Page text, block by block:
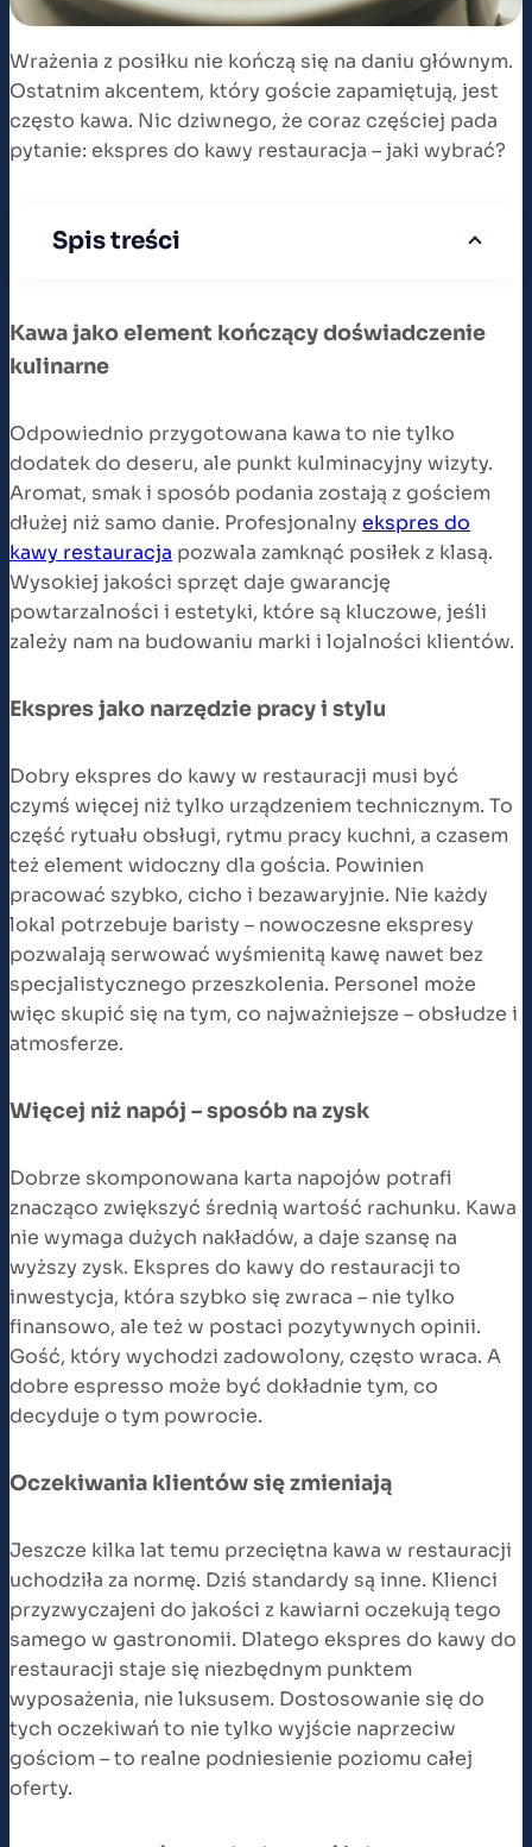
Wrażenia z posiłku nie kończą się na daniu głównym.
Ostatnim akcentem, który goście zapamiętują, jest
często kawa. Nic dziwnego, że coraz częściej pada
pytanie: ekspres do kawy restauracja – jaki wybrać?
Spis treści
Kawa jako element kończący doświadczenie
kulinarne
Odpowiednio przygotowana kawa to nie tylko
dodatek do deseru, ale punkt kulminacyjny wizyty.
Aromat, smak i sposób podania zostają z gościem
dłużej niż samo danie. Profesjonalny ekspres do
kawy restauracja pozwala zamknąć posiłek z klasą.
Wysokiej jakości sprzęt daje gwarancję
powtarzalności i estetyki, które są kluczowe, jeśli
zależy nam na budowaniu marki i lojalności klientów.
Ekspres jako narzędzie pracy i stylu
Dobry ekspres do kawy w restauracji musi być
czymś więcej niż tylko urządzeniem technicznym. To
część rytuału obsługi, rytmu pracy kuchni, a czasem
też element widoczny dla gościa. Powinien
pracować szybko, cicho i bezawaryjnie. Nie każdy
lokal potrzebuje baristy – nowoczesne ekspresy
pozwalają serwować wyśmienitą kawę nawet bez
specjalistycznego przeszkolenia. Personel może
więc skupić się na tym, co najważniejsze – obsłudze i
atmosferze.
Więcej niż napój – sposób na zysk
Dobrze skomponowana karta napojów potrafi
znacząco zwiększyć średnią wartość rachunku. Kawa
nie wymaga dużych nakładów, a daje szansę na
wyższy zysk. Ekspres do kawy do restauracji to
inwestycja, która szybko się zwraca – nie tylko
finansowo, ale też w postaci pozytywnych opinii.
Gość, który wychodzi zadowolony, często wraca. A
dobre espresso może być dokładnie tym, co
decyduje o tym powrocie.
Oczekiwania klientów się zmieniają
Jeszcze kilka lat temu przeciętna kawa w restauracji
uchodziła za normę. Dziś standardy są inne. Klienci
przyzwyczajeni do jakości z kawiarni oczekują tego
samego w gastronomii. Dlatego ekspres do kawy do
restauracji staje się niezbędnym punktem
wyposażenia, nie luksusem. Dostosowanie się do
tych oczekiwań to nie tylko wyjście naprzeciw
gościom – to realne podniesienie poziomu całej
oferty.